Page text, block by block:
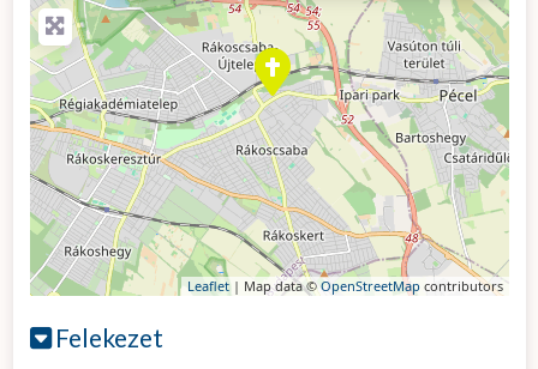
Leaflet| Map data © OpenStreetMap contributors
Felekezet